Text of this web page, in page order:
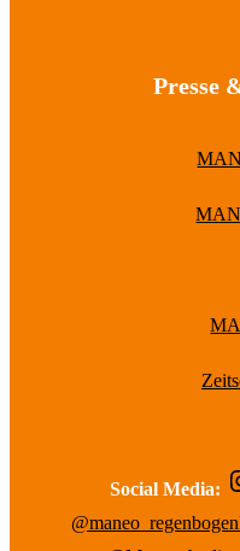
Presse
Social Media: